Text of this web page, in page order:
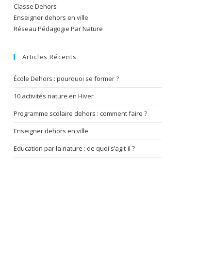
Classe Dehors
Enseigner dehors en ville
Réseau Pédagogie Par Nature
Articles Récents
École Dehors : pourquoi se former ?
10 activités nature en Hiver
Programme scolaire dehors : comment faire ?
Enseigner dehors en ville
Education par la nature : de quoi s’agit-il ?